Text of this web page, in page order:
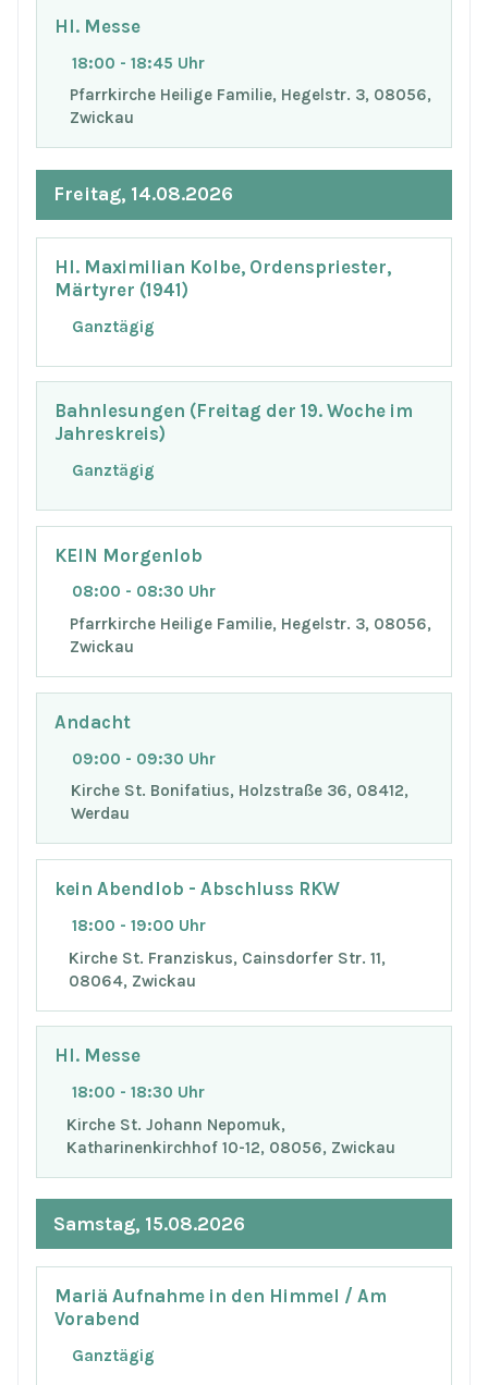
Hl. Messe
18:00 - 18:45 Uhr
Pfarrkirche Heilige Familie, Hegelstr. 3, 08056,
Zwickau
Freitag, 14.08.2026
Hl. Maximilian Kolbe, Ordenspriester,
Märtyrer (1941)
Ganztägig
Bahnlesungen (Freitag der 19. Woche im
Jahreskreis)
Ganztägig
KEIN Morgenlob
08:00 - 08:30 Uhr
Pfarrkirche Heilige Familie, Hegelstr. 3, 08056,
Zwickau
Andacht
09:00 - 09:30 Uhr
Kirche St. Bonifatius, Holzstraße 36, 08412,
Werdau
kein Abendlob - Abschluss RKW
18:00 - 19:00 Uhr
Kirche St. Franziskus, Cainsdorfer Str. 11,
08064, Zwickau
Hl. Messe
18:00 - 18:30 Uhr
Kirche St. Johann Nepomuk,
Katharinenkirchhof 10-12, 08056, Zwickau
Samstag, 15.08.2026
Mariä Aufnahme in den Himmel / Am
Vorabend
Ganztägig